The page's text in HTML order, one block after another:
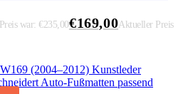
war: €235,00€169,00Aktueller Preis